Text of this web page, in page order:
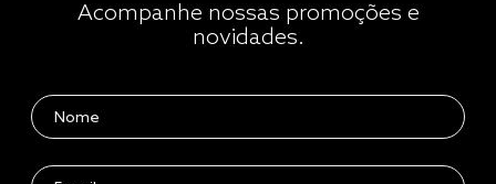
Acompanhe nossas promoções e
novidades.